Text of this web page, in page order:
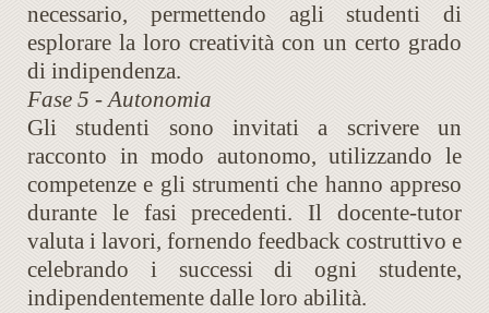
necessario, permettendo agli studenti di
esplorare la loro creatività con un certo grado
di indipendenza.
Fase 5 - Autonomia
Gli studenti sono invitati a scrivere un
racconto in modo autonomo, utilizzando le
competenze e gli strumenti che hanno appreso
durante le fasi precedenti. Il docente-tutor
valuta i lavori, fornendo feedback costruttivo e
celebrando i successi di ogni studente,
indipendentemente dalle loro abilità.